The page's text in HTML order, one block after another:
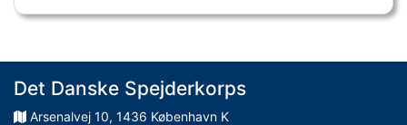
Det Danske Spejderkorps
Arsenalvej 10, 1436 København K